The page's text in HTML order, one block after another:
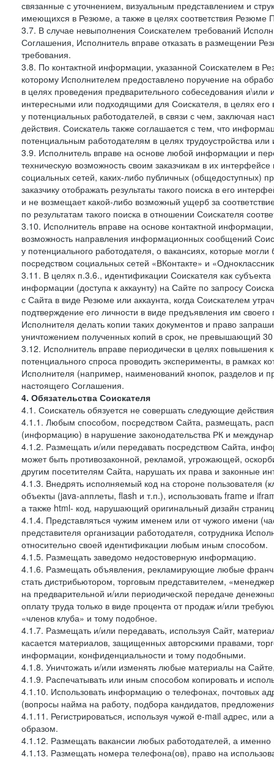
связанные с уточнением, визуальным представлением и
имеющихся в Резюме, а также в целях соответствия
3.7. В случае невыполнения Соискателем требований
Соглашения, Исполнитель вправе отказать в размещении
требования.
3.8. По контактной информации, указанной Соискателем в
которому Исполнителем предоставлено поручение на
в целях проведения предварительного собеседования
интересными или подходящими для Соискателя, в целях его
у потенциальных работодателей, в связи с чем, заключая
действия. Соискатель также соглашается с тем, что
потенциальным работодателям в целях трудоустройства
3.9. Исполнитель вправе на основе любой информации и
техническую возможность своим заказчикам в их
социальных сетей, каких-либо публичных (общедоступных)
заказчику отображать результаты такого поиска в его
и не возмещает какой-либо возможный ущерб за
по результатам такого поиска в отношении Соискателя
3.10. Исполнитель вправе на основе контактной
возможность направления информационных сообщений
у потенциального работодателя, о вакансиях, которые
посредством социальных сетей «ВКонтакте» и
3.11. В целях п.3.6., идентификации Соискателя как
информации (доступа к аккаунту) на Сайте по запросу
с Сайта в виде Резюме или аккаунта, когда Соискателем
подтверждение его личности в виде предъявления им
Исполнителя делать копии таких документов и право
уничтожением полученных копий в срок, не превышающий
3.12. Исполнитель вправе периодически в целях повышения
потенциального спроса проводить эксперименты, в рамках
Исполнителя (например, наименований кнопок, разделов и
настоящего Соглашения.
4. Обязательства Соискателя
4.1. Соискатель обязуется не совершать следующие
4.1.1. Любым способом, посредством Сайта, размещать,
(информацию) в нарушение законодательства РК и
4.1.2. Размещать и/или передавать посредством Сайта,
может быть противозаконной, рекламой, угрожающей,
другим посетителям Сайта, нарушать их права и законные
4.1.3. Внедрять исполняемый код на стороне пользователя
объекты (java-апплеты, flash и т.п.), использовать frame и
а также html- код, нарушающий оригинальный дизайн
4.1.4. Представляться чужим именем или от чужого имени
представителя организации работодателя, сотрудника
относительно своей идентификации любым иным способом.
4.1.5. Размещать заведомо недостоверную информацию.
4.1.6. Размещать объявления, рекламирующие любые
стать дистрибьютором, торговым представителем,
на предварительной и/или периодической передаче
оплату труда только в виде процента от продаж и/или
«членов клуба» и тому подобное.
4.1.7. Размещать и/или передавать, используя Сайт,
касается материалов, защищенных авторскими правами,
информации, конфиденциальности и тому подобными.
4.1.8. Уничтожать и/или изменять любые материалы на
4.1.9. Распечатывать или иным способом копировать и
4.1.10. Использовать информацию о телефонах, почтовых
(вопросы найма на работу, подбора кандидатов,
4.1.11. Регистрироваться, используя чужой e-mail адрес,
образом.
4.1.12. Размещать вакансии любых работодателей, а
4.1.13. Размещать номера телефона(ов), право на